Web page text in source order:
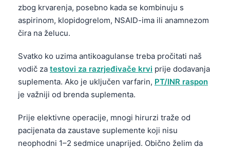
zbog krvarenja, posebno kada se kombinuju s
aspirinom, klopidogrelom, NSAID-ima ili anamnezom
čira na želucu.
Svatko ko uzima antikoagulanse treba pročitati naš
vodič za testovi za razrjeđivače krvi prije dodavanja
suplementa. Ako je uključen varfarin, PT/INR raspon
je važniji od brenda suplementa.
Prije elektivne operacije, mnogi hirurzi traže od
pacijenata da zaustave suplemente koji nisu
neophodni 1–2 sedmice unaprijed. Obično želim da
Српски језик
Eesti
日本語
Čeština
Русский
Lietuvių kalba